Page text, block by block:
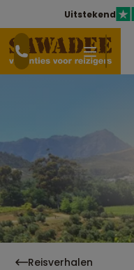
Uitstekend
Reisverhalen